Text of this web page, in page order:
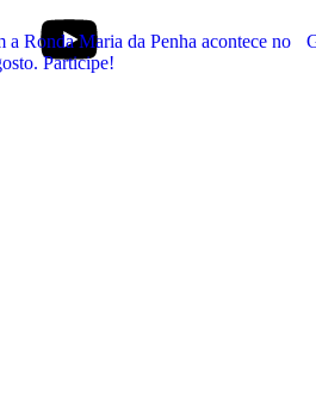
a Ronda Maria da Penha acontece no
Participe!